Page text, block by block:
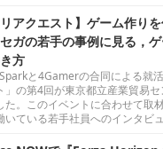
リアクエスト】ゲーム作り
ガの若手の事例に見る，
方
と4Gamerの合同による就
」の第4回が東京都立産業貿易
た。このイベントに合わせて取
いている若手社員へのインタビ